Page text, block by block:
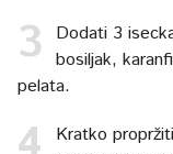
Dodati 3
bosiljak,
pelata.
Kratko